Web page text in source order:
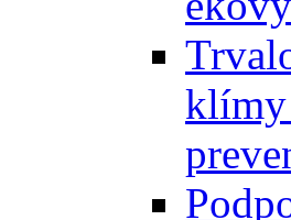
klímy